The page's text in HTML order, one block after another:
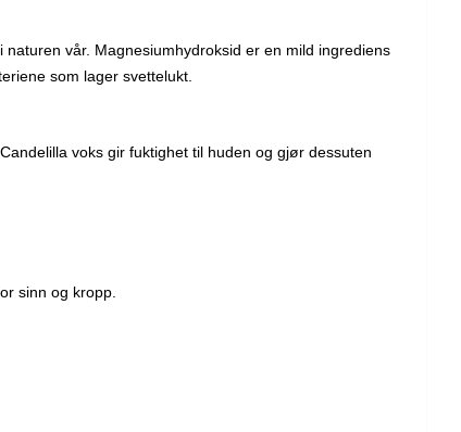
vår. Magnesiumhydroksid er en mild ingrediens
som lager svettelukt.
. Candelilla voks gir fuktighet til huden og gjør dessuten
sinn og kropp.